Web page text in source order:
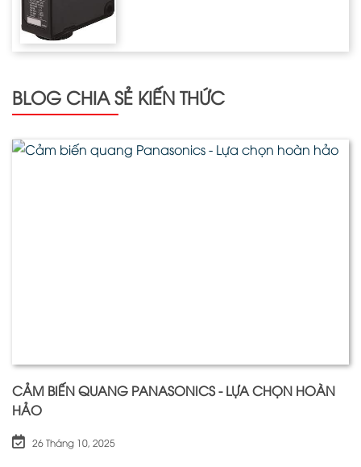
BLOG CHIA SẺ KIẾN THỨC
CẢM BIẾN QUANG PANASONICS - LỰA CHỌN HOÀN
HẢO
26 Tháng 10, 2025